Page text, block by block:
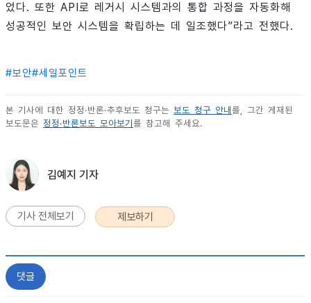
었다. 또한 API로 레거시 시스템과의 통합 과정을 자동화해
성공적인 보안 시스템을 확립하는 데 일조했다”라고 전했다.
#보안#세일포인트
본 기사에 대한 정정·반론·추후보도 청구는 보도 청구 안내 를, 그간 게재된
보도문은 정정·반론보도 모아보기 를 참고해 주세요.
김예지 기자
기사 전체보기 제보하기
댓글